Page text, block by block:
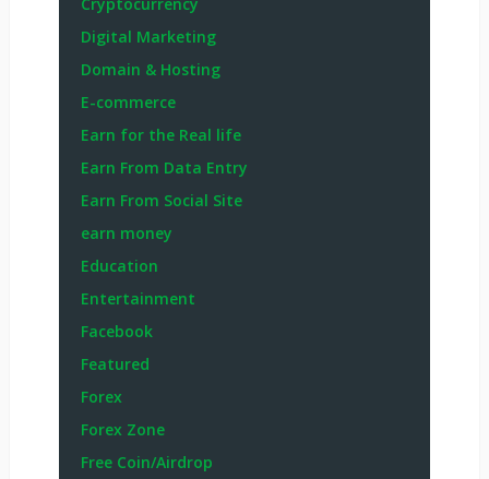
Digital Marketing
Domain & Hosting
E-commerce
Earn for the Real life
Earn From Data Entry
Earn From Social Site
earn money
Education
Entertainment
Facebook
Featured
Forex
Forex Zone
Free Coin/Airdrop